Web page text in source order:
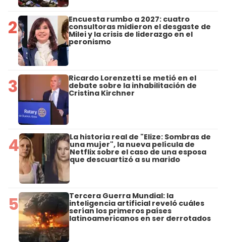
2 Encuesta rumbo a 2027: cuatro
consultoras midieron el desgaste de
Milei y la crisis de liderazgo en el
peronismo
3 Ricardo Lorenzetti se metió en el
debate sobre la inhabilitación de
Cristina Kirchner
4 La historia real de "Elize: Sombras de
una mujer", la nueva película de
Netflix sobre el caso de una esposa
que descuartizó a su marido
5 Tercera Guerra Mundial: la
inteligencia artificial reveló cuáles
serían los primeros países
latinoamericanos en ser derrotados